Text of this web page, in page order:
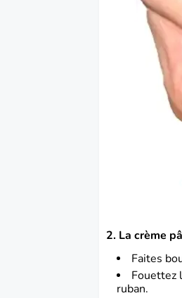
2. La crème
Faites
Fouettez
ruban.